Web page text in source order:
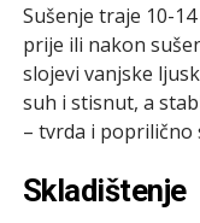
Sušenje traje 10-
prije ili nakon
slojevi vanjske
suh i stisnut, a
– tvrda i poprilično
Skladištenje